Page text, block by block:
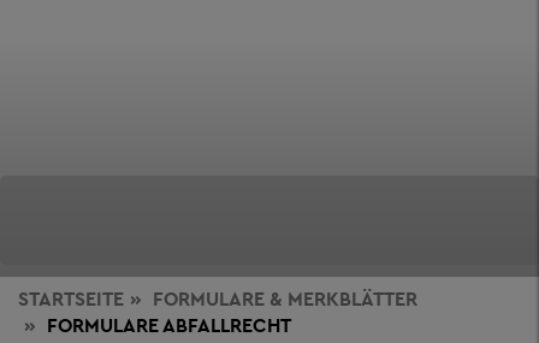
STARTSEITE
FORMULARE & MERKBLÄTTER
FORMULARE ABFALLRECHT